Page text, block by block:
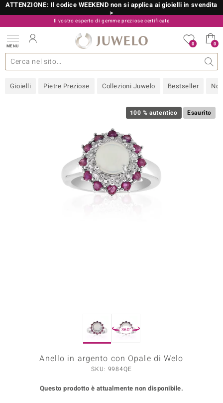
ATTENZIONE: Il codice WEEKEND non si applica ai gioielli in svendita
>
Il vostro esperto di gemme preziose certificate
800 986 787
MENU 0 0
Gioielli Pietre Preziose Collezioni Juwelo Bestseller
gioielli Design Metallo prezioso Misure anelli
più importanti Pietre preziose per colore Pietre preziose
Informazioni generali Approfondimenti Consigli
Acquistare in diretta Juwelo
100 % autentico Esaurito
360°
Anello in argento con Opale di Welo
SKU: 9984QE
Questo prodotto è attualmente non disponibile.